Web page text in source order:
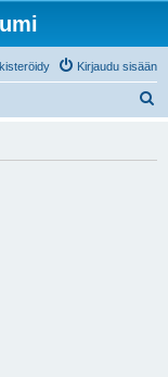
Kirjaudu sisään